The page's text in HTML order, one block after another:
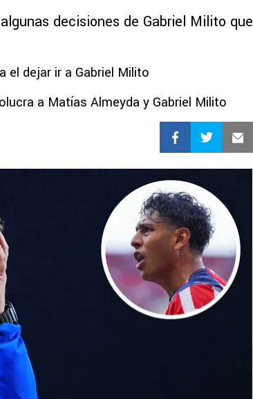
decisiones de Gabriel Milito que
el dejar ir a Gabriel Milito
a Matías Almeyda y Gabriel Milito